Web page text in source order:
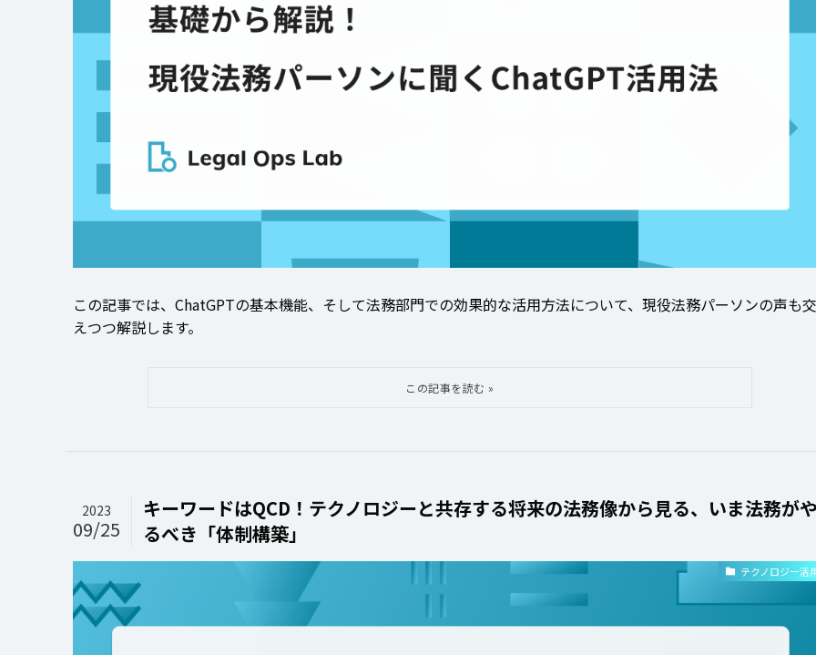
この記事では、ChatGPTの基本機能、そして法務部門での効果的な活用方法について、現役法務パーソンの声も交
えつつ解説します。
キーワードはQCD！テクノロジーと共存する将来の法務像から見る、いま法務が
るべき「体制構築」
2023
09/25
テクノロジー活